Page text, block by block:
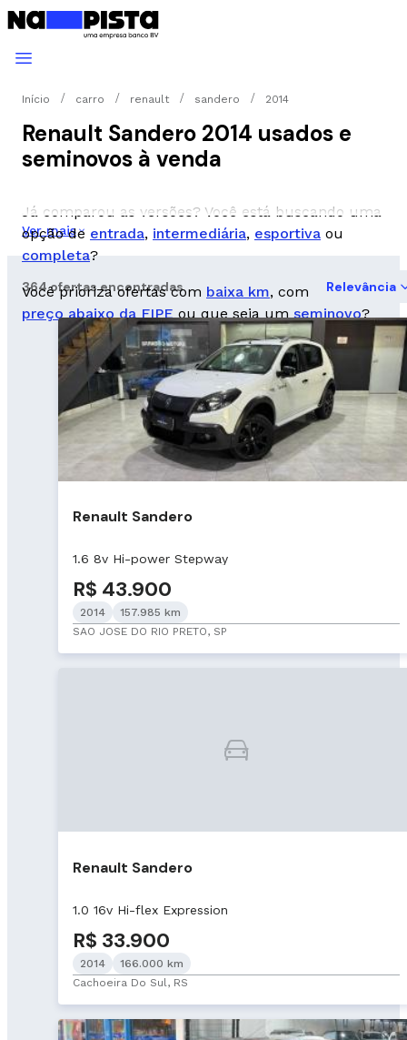
Início carro renault sandero 2014
Renault Sandero 2014 usados e
seminovos à venda
Já comparou as versões? Você está buscando uma
opção de entrada, intermediária, esportiva ou
completa?
Você prioriza ofertas com baixa km, com
preço abaixo da FIPEou que seja umseminovo?
Ver mais
364 ofertas encontradas Relevância
Renault Sandero
1.6 8v Hi-power Stepway
R$ 43.900
2014
157.985 km
SAO JOSE DO RIO PRETO, SP
Renault Sandero
1.0 16v Hi-flex Expression
R$ 33.900
2014
166.000 km
Cachoeira Do Sul, RS